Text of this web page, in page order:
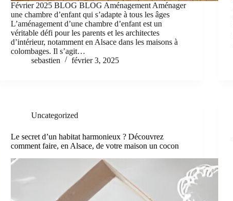
Février 2025 BLOG BLOG Aménagement Aménager
une chambre d’enfant qui s’adapte à tous les âges
L’aménagement d’une chambre d’enfant est un
véritable défi pour les parents et les architectes
d’intérieur, notamment en Alsace dans les maisons à
colombages. Il s’agit…
sebastien
février 3, 2025
Uncategorized
Le secret d’un habitat harmonieux ? Découvrez
comment faire, en Alsace, de votre maison un cocon